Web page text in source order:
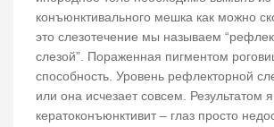
конъюнктивального мешка как можно
это слезотечение мы называем
слезой”. Пораженная пигментом
способность. Уровень рефлекторной
или она исчезает совсем. Результатом
кератоконъюнктивит – глаз просто